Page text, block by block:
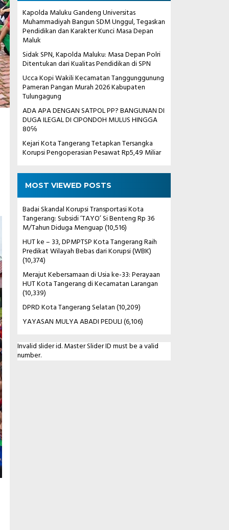
Kapolda Maluku Gandeng Universitas
Muhammadiyah Bangun SDM Unggul, Tegaskan
Pendidikan dan Karakter Kunci Masa Depan
Maluk
Sidak SPN, Kapolda Maluku: Masa Depan Polri
Ditentukan dari Kualitas Pendidikan di SPN
Ucca Kopi Wakili Kecamatan Tanggunggunung
Pameran Pangan Murah 2026 Kabupaten
Tulungagung
ADA APA DENGAN SATPOL PP? BANGUNAN DI
DUGA ILEGAL DI CIPONDOH MULUS HINGGA
80℅
Kejari Kota Tangerang Tetapkan Tersangka
Korupsi Pengoperasian Pesawat Rp5,49 Miliar
MOST VIEWED POSTS
Badai Skandal Korupsi Transportasi Kota
Tangerang: Subsidi ‘TAYO’ Si Benteng Rp 36
M/Tahun Diduga Menguap(10,516)
HUT ke – 33, DPMPTSP Kota Tangerang Raih
Predikat Wilayah Bebas dari Korupsi (WBK)
(10,374)
Merajut Kebersamaan di Usia ke-33: Perayaan
HUT Kota Tangerang di Kecamatan Larangan
(10,339)
DPRD Kota Tangerang Selatan(10,209)
YAYASAN MULYA ABADI PEDULI(6,106)
Invalid slider id. Master Slider ID must be a valid
number.